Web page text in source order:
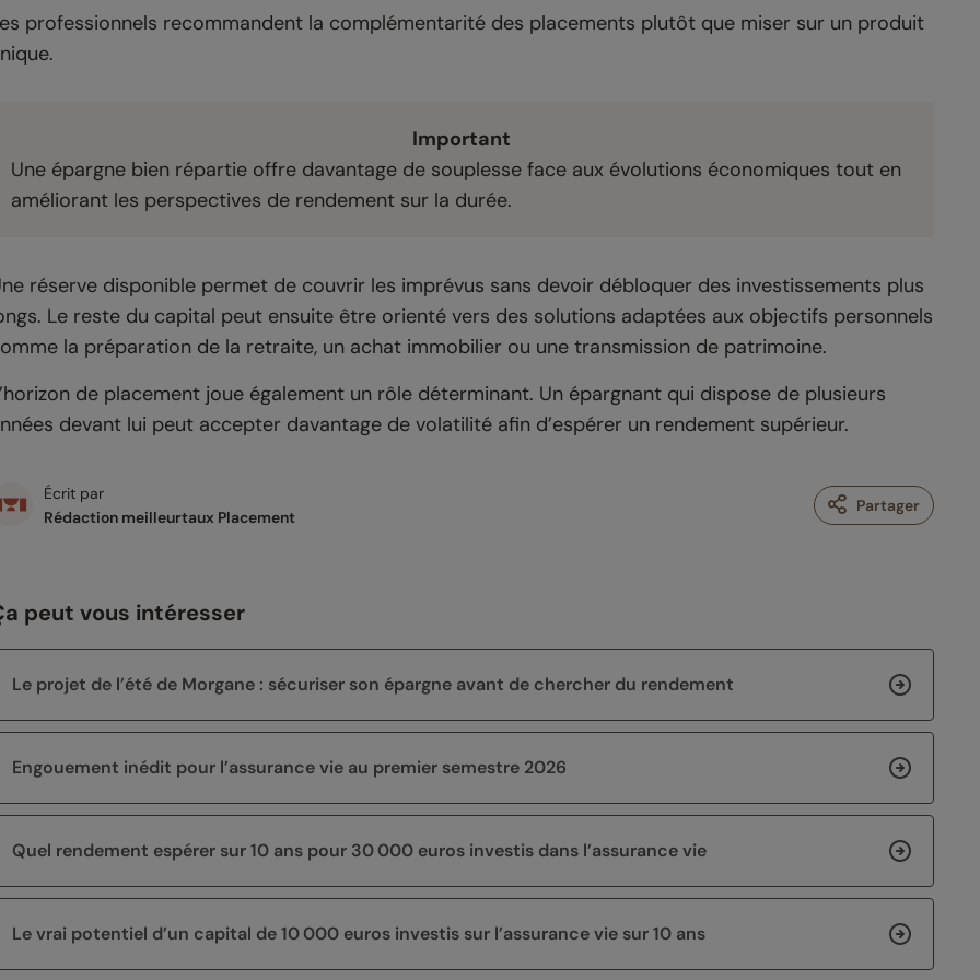
professionnels recommandent la complémentarité des placements plutôt que miser sur un produit
Important
Une épargne bien répartie offre davantage de souplesse face aux évolutions économiques tout en
améliorant les perspectives de rendement sur la durée.
réserve disponible permet de couvrir les imprévus sans devoir débloquer des investissements plus
Le reste du capital peut ensuite être orienté vers des solutions adaptées aux objectifs personnels
la préparation de la retraite, un achat immobilier ou une transmission de patrimoine.
de placement joue également un rôle déterminant. Un épargnant qui dispose de plusieurs
devant lui peut accepter davantage de volatilité afin d’espérer un rendement supérieur.
Écrit par
Rédaction meilleurtaux Placement
Partager
peut vous intéresser
Le projet de l’été de Morgane : sécuriser son épargne avant de chercher du rendement
Engouement inédit pour l’assurance vie au premier semestre 2026
Quel rendement espérer sur 10 ans pour 30 000 euros investis dans l’assurance vie
Le vrai potentiel d’un capital de 10 000 euros investis sur l’assurance vie sur 10 ans